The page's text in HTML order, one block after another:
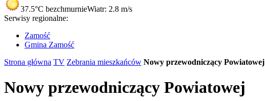
37.5°C bezchmurnieWiatr: 2.8 m/s
Serwisy regionalne:
Zamość
Gmina Zamość
Strona główna TV Zebrania mieszkańców Nowy przewodniczący Powiatowej
Nowy przewodniczący Powiatowej